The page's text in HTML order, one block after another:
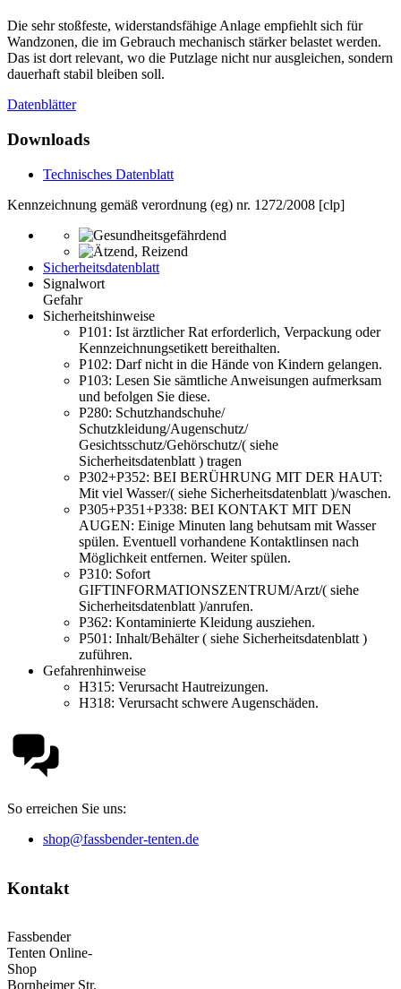
Die sehr stoßfeste, widerstandsfähige Anlage empfiehlt sich für
Wandzonen, die im Gebrauch mechanisch stärker belastet werden.
Das ist dort relevant, wo die Putzlage nicht nur ausgleichen, sondern
dauerhaft stabil bleiben soll.
Datenblätter
Downloads
Technisches Datenblatt
Kennzeichnung gemäß verordnung (eg) nr. 1272/2008 [clp]
Sicherheitsdatenblatt
Signalwort
Gefahr
Sicherheitshinweise
P101: Ist ärztlicher Rat erforderlich, Verpackung oder
Kennzeichnungsetikett bereithalten.
P102: Darf nicht in die Hände von Kindern gelangen.
P103: Lesen Sie sämtliche Anwei­sungen aufmerksam
und befolgen Sie diese.
P280: Schutzhandschuhe/
Schutzkleidung/Augenschutz/
Gesichtsschutz/Gehörschutz/( siehe
Sicherheitsdatenblatt ) tragen
P302+P352: BEI BERÜHRUNG MIT DER HAUT:
Mit viel Wasser/( siehe Sicherheitsdatenblatt )/waschen.
P305+P351+P338: BEI KONTAKT MIT DEN
AUGEN: Einige Minuten lang behutsam mit Wasser
spülen. Eventuell vorhandene Kontaktlinsen nach
Möglichkeit entfernen. Weiter spülen.
P310: Sofort
GIFTINFORMATIONSZENTRUM/Arzt/( siehe
Sicherheitsdatenblatt )/anrufen.
P362: Kontaminierte Kleidung ausziehen.
P501: Inhalt/Behälter ( siehe Sicherheitsdatenblatt )
zuführen.
Gefahrenhinweise
H315: Verursacht Hautreizungen.
H318: Verursacht schwere Augenschäden.
So erreichen Sie uns:
shop@fassbender-tenten.de
Kontakt
Fassbender
Tenten Online-
Shop
Bornheimer Str.